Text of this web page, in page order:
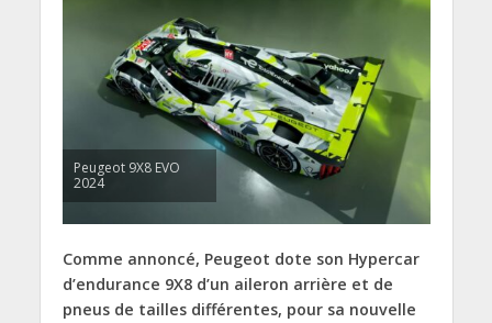
Peugeot 9X8 EVO
2024
Comme annoncé, Peugeot dote son Hypercar
d’endurance 9X8 d’un aileron arrière et de
pneus de tailles différentes, pour sa nouvelle